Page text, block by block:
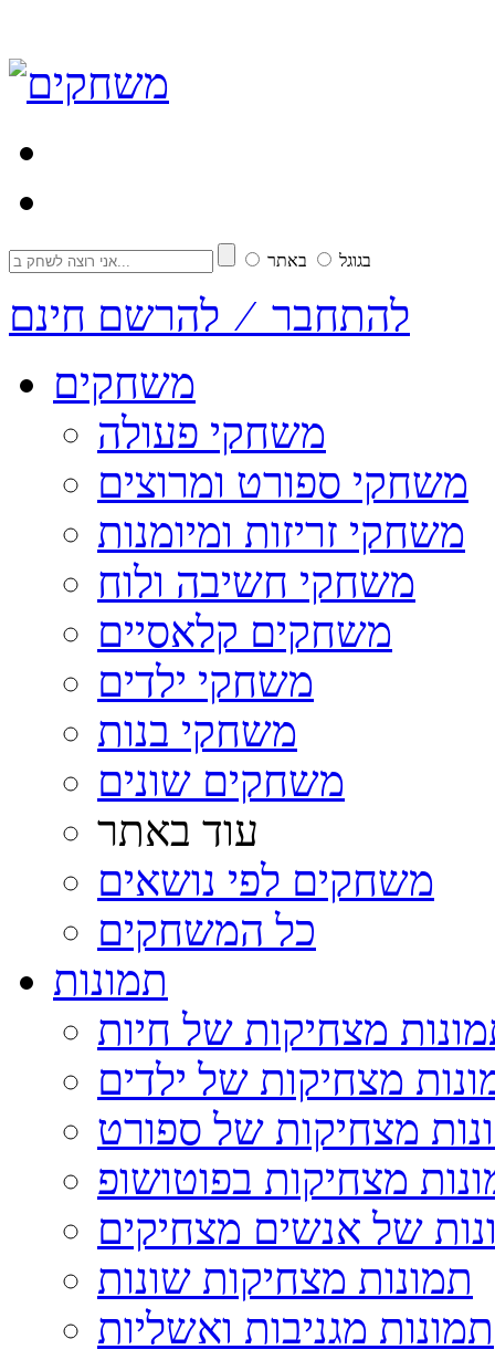
בגוגל באתר
להתחבר ⁄ להרשם חינם
משחקים
משחקי פעולה
משחקי ספורט ומרוצים
משחקי זריזות ומיומנות
משחקי חשיבה ולוח
משחקים קלאסיים
משחקי ילדים
משחקי בנות
משחקים שונים
עוד באתר
משחקים לפי נושאים
כל המשחקים
תמונות
מצחיקות של חיות
מצחיקות של ילדים
מצחיקות של ספורט
מצחיקות בפוטושופ
של אנשים מצחיקים
תמונות מצחיקות שונות
תמונות מגניבות ואשליות